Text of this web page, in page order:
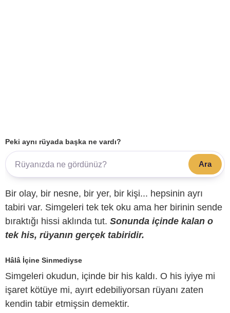
Peki aynı rüyada başka ne vardı?
Ara
Bir olay, bir nesne, bir yer, bir kişi... hepsinin ayrı
tabiri var. Simgeleri tek tek oku ama her birinin sende
bıraktığı hissi aklında tut. Sonunda içinde kalan o
tek his, rüyanın gerçek tabiridir.
Hâlâ İçine Sinmediyse
Simgeleri okudun, içinde bir his kaldı. O his iyiye mi
işaret kötüye mi, ayırt edebiliyorsan rüyanı zaten
kendin tabir etmişsin demektir.